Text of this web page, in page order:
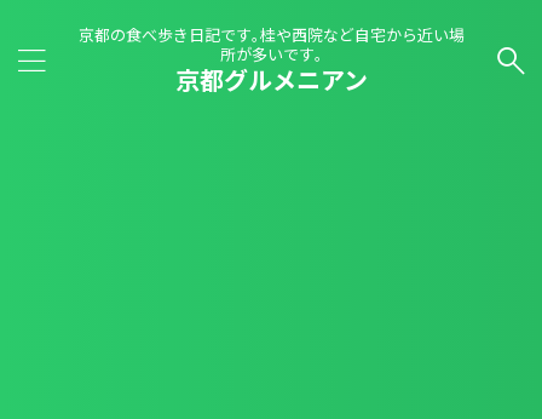
京都の食べ歩き日記です｡桂や西院など自宅から近い場
所が多いです｡
京都グルメニアン